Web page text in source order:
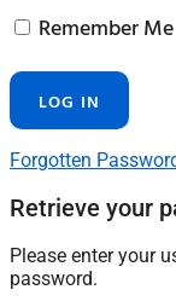
Remember Me
Forgotten
Retrieve your
Please enter your
password.